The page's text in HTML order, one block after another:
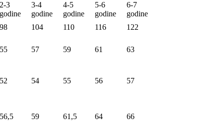
2-3
godine
3-4
godine
4-5
godine
5-6
godine
6-7
godine
98 104 110 116
122
55 57 59 61 63
52 54 55 56 57
56,5 59 61,5 64 66